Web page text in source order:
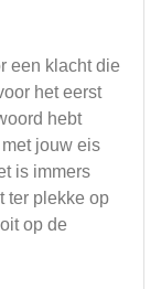
een klacht die
het eerst
hebt
jouw eis
is immers
ter plekke op
op de